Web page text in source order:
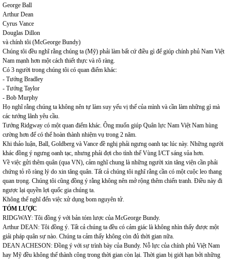
George Ball
Arthur Dean
Cyrus Vance
Douglas Dillon
và chính tôi (McGeorge Bundy)
Chúng tôi đều nghĩ rằng chúng ta (Mỹ) phải làm bất cứ điều gì để giúp chính phủ Nam Việt
Nam mạnh hơn một cách thiết thực và rõ ràng.
Có 3 người trong chúng tôi có quan điểm khác:
- Tướng Bradley
- Tướng Taylor
- Bob Murphy
Họ nghĩ rằng chúng ta không nên tự làm suy yếu vị thế của mình và cần làm những gì mà
các tướng lãnh yêu cầu.
Tướng Ridgway có một quan điểm khác. Ông muốn giúp Quân lực Nam Việt Nam hùng
cường hơn để có thể hoàn thành nhiệm vụ trong 2 năm.
Khi thảo luận, Ball, Goldberg và Vance đề nghị phải ngưng oanh tạc lúc này. Những người
khác đồng ý ngưng oanh tạc, nhưng phải đợi cho tình thế Vùng I/CT sáng sủa hơn.
Về việc gửi thêm quân (qua VN), cảm nghĩ chung là những người xin tăng viện cần phải
chứng tỏ rõ ràng lý do xin tăng quân. Tất cả chúng tôi nghĩ rằng cần có một cuộc leo thang
quan trọng. Chúng tôi cũng đồng ý rằng không nên mở rộng thêm chiến tranh. Điều này đi
ngược lại quyền lợi quốc gia chúng ta.
Không thể nghĩ đến việc xử dụng bom nguyên tử.
TÓM LƯỢC
RIDGWAY: Tôi đồng ý với bản tóm lược của McGeorge Bundy.
Arthur DEAN: Tôi đồng ý. Tất cả chúng ta đều có cảm giác là không nhìn thấy được một
giải pháp quân sự nào. Chúng ta cảm thấy không còn đủ thời gian nữa.
DEAN ACHESON: Đồng ý với sự trình bày của Bundy. Nỗ lực của chính phủ Việt Nam
hay Mỹ đều không thể thành công trong thời gian còn lại. Thời gian bị giới hạn bởi những